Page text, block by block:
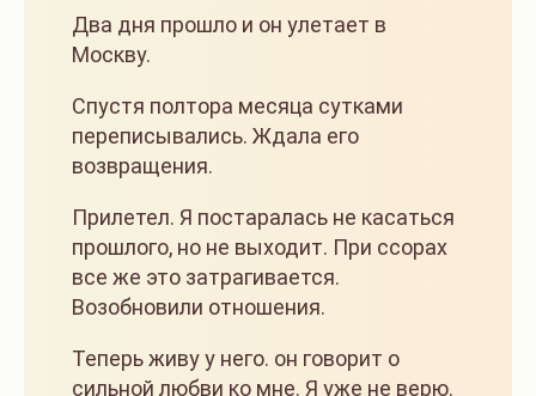
Два дня прошло и он улетает в
Москву.
Спустя полтора месяца сутками
переписывались. Ждала его
возвращения.
Прилетел. Я постаралась не касаться
прошлого, но не выходит. При ссорах
все же это затрагивается.
Возобновили отношения.
Теперь живу у него. он говорит о
сильной любви ко мне. Я уже не верю.